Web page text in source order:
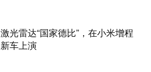
激光雷达“国家德比”，在小米增程
新车上演